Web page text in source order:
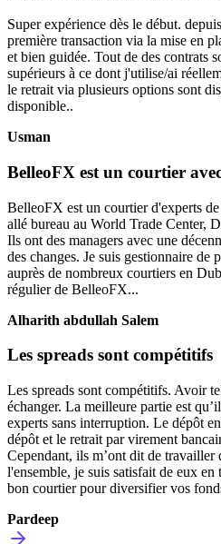
Super expérience dès le début.
première transaction via la mise en
et bien guidée. Tout de des contrats
supérieurs à ce dont j'utilise/ai
le retrait via plusieurs options sont
disponible..
Usman
BelleoFX est un courtier
BelleoFX est un courtier d'experts
allé bureau au World Trade Center,
Ils ont des managers avec une
des changes. Je suis gestionnaire de
auprès de nombreux courtiers en
régulier de BelleoFX...
Alharith abdullah Salem
Les spreads sont compétitifs
Les spreads sont compétitifs. Avoir
échanger. La meilleure partie est
experts sans interruption. Le dépôt
dépôt et le retrait par virement
Cependant, ils m’ont dit de travailler
l'ensemble, je suis satisfait de eux
bon courtier pour diversifier vos
Pardeep